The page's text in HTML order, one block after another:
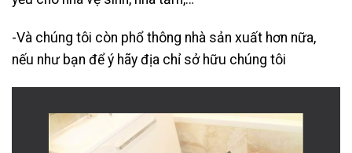
-Và chúng tôi còn phổ thông nhà sản xuất hơn nữa,
nếu như bạn để ý hãy địa chỉ sở hữu chúng tôi